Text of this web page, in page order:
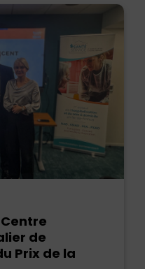
de
Prix de la